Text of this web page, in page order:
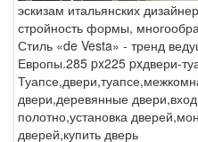
эскизам итальянских
стройность формы,
Стиль «de Vesta» - тренд
Европы.285 px225 pxдвери-
двери,деревянные
полотно,установка
дверей,купить дверь